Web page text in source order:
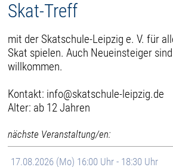
Skat-Treff
mit der Skatschule-Leipzig e. V. für
Skat spielen. Auch Neueinsteiger
willkommen.
Kontakt: info@skatschule-leipzig.de
Alter: ab 12 Jahren
nächste Veranstaltung/en:
17.08.2026 (Mo) 16:00 Uhr - 18:30 Uhr